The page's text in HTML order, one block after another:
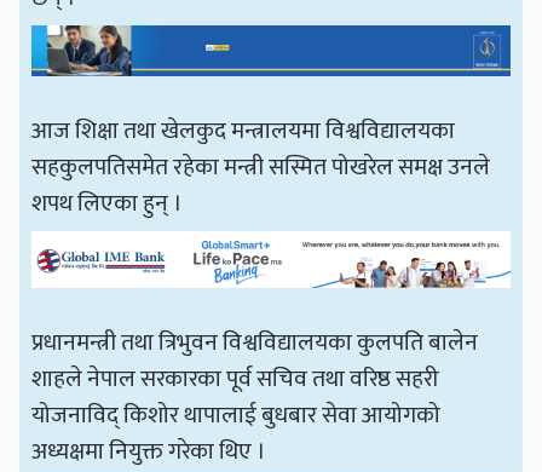
आज शिक्षा तथा खेलकुद मन्त्रालयमा विश्वविद्यालयका
सहकुलपतिसमेत रहेका मन्त्री सस्मित पोखरेल समक्ष उनले
शपथ लिएका हुन् ।
प्रधानमन्त्री तथा त्रिभुवन विश्वविद्यालयका कुलपति बालेन
शाहले नेपाल सरकारका पूर्व सचिव तथा वरिष्ठ सहरी
योजनाविद् किशोर थापालाई बुधबार सेवा आयोगको
अध्यक्षमा नियुक्त गरेका थिए ।